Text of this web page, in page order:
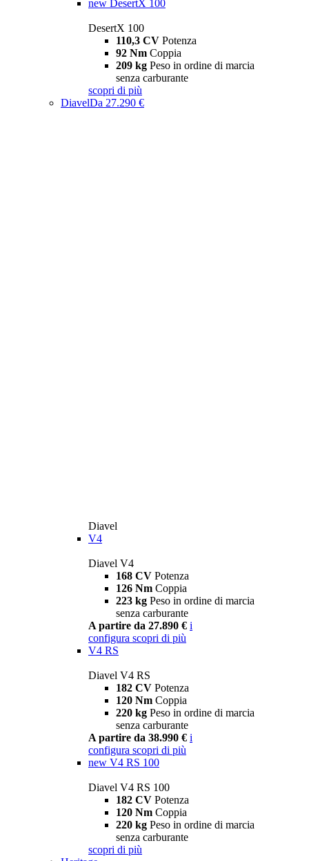
new DesertX 100
DesertX 100
110,3 CV Potenza
92 Nm Coppia
209 kg Peso in ordine di marcia
senza carburante
scopri di più
DiavelDa 27.290 €
Diavel
V4
Diavel V4
168 CV Potenza
126 Nm Coppia
223 kg Peso in ordine di marcia
senza carburante
A partire da 27.890 € i
configura scopri di più
V4 RS
Diavel V4 RS
182 CV Potenza
120 Nm Coppia
220 kg Peso in ordine di marcia
senza carburante
A partire da 38.990 € i
configura scopri di più
new V4 RS 100
Diavel V4 RS 100
182 CV Potenza
120 Nm Coppia
220 kg Peso in ordine di marcia
senza carburante
scopri di più